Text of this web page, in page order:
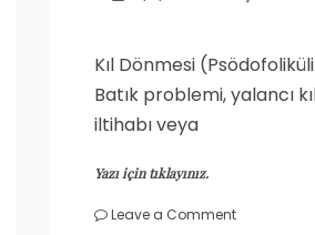
Kıl Dönmesi
Batık problemi, yalancı
iltihabı veya
Yazı için tıklayınız.
Leave a Commenton